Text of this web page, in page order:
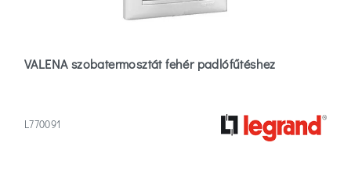
VALENA szobatermosztát fehér padlófűtéshez
L770091